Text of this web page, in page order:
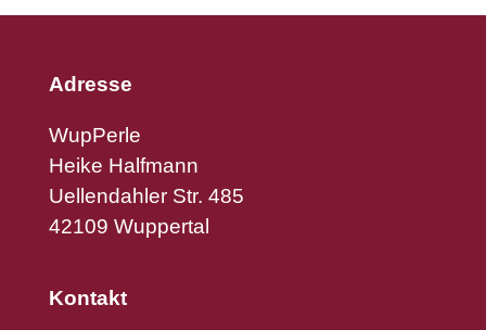
Adresse
WupPerle
Heike Halfmann
Uellendahler Str. 485
42109 Wuppertal
Kontakt